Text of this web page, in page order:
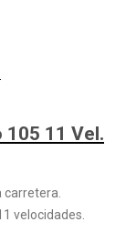
105 11 Vel.
velocidades.